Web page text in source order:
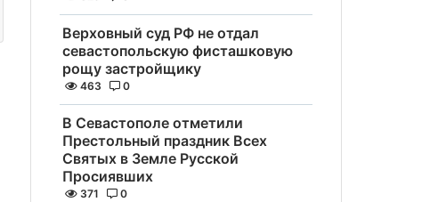
Верховный суд РФ не отдал
севастопольскую фисташковую
рощу застройщику
463 0
В Севастополе отметили
Престольный праздник Всех
Святых в Земле Русской
Просиявших
371 0